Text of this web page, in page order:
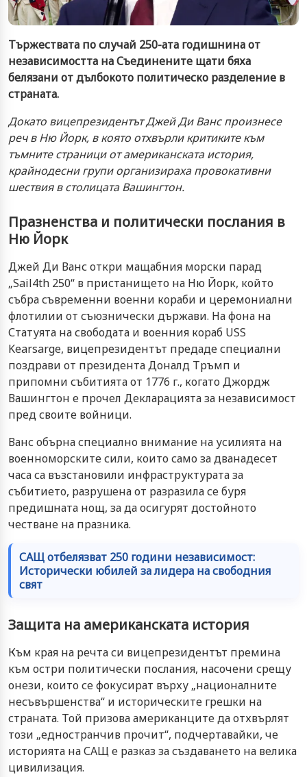
Тържествата по случай 250-ата годишнина от
независимостта на Съединените щати бяха
белязани от дълбокото политическо разделение в
страната.
Докато вицепрезидентът Джей Ди Ванс произнесе
реч в Ню Йорк, в която отхвърли критиките към
тъмните страници от американската история,
крайнодесни групи организираха провокативни
шествия в столицата Вашингтон.
Празненства и политически послания в
Ню Йорк
Джей Ди Ванс откри мащабния морски парад
„Sail4th 250“ в пристанището на Ню Йорк, който
събра съвременни военни кораби и церемониални
флотилии от съюзнически държави. На фона на
Статуята на свободата и военния кораб USS
Kearsarge, вицепрезидентът предаде специални
поздрави от президента Доналд Тръмп и
припомни събитията от 1776 г., когато Джордж
Вашингтон е прочел Декларацията за независимост
пред своите войници.
Ванс обърна специално внимание на усилията на
военноморските сили, които само за дванадесет
часа са възстановили инфраструктурата за
събитието, разрушена от разразила се буря
предишната нощ, за да осигурят достойното
честване на празника.
САЩ отбелязват 250 години независимост:
Исторически юбилей за лидера на свободния
свят
Защита на американската история
Към края на речта си вицепрезидентът премина
към остри политически послания, насочени срещу
онези, които се фокусират върху „националните
несъвършенства“ и историческите грешки на
страната. Той призова американците да отхвърлят
този „едностранчив прочит“, подчертавайки, че
историята на САЩ е разказ за създаването на велика
цивилизация.